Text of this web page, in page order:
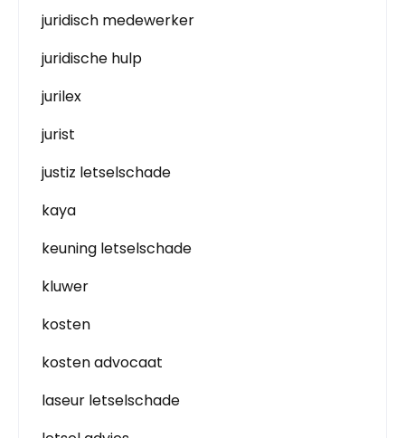
juridisch medewerker
juridische hulp
jurilex
jurist
justiz letselschade
kaya
keuning letselschade
kluwer
kosten
kosten advocaat
laseur letselschade